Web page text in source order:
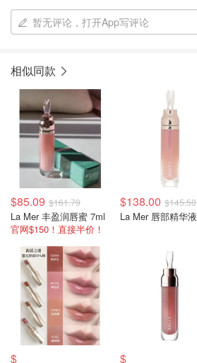
暂无评论，打开App写评论
相似同款
$85.09 $161.79
La Mer 丰盈润唇蜜 7ml
官网$150！直接半价！
$138.00 $145.50
La Mer 唇部精华液
$ $